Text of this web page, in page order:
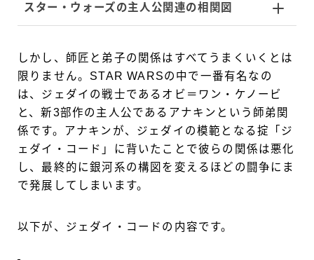
スター・ウォーズの主人公関連の相関図
しかし、師匠と弟子の関係はすべてうまくいくとは
限りません。STAR WARSの中で一番有名なの
は、ジェダイの戦士であるオビ＝ワン・ケノービ
と、新3部作の主人公であるアナキンという師弟関
係です。アナキンが、ジェダイの模範となる掟「ジ
ェダイ・コード」に背いたことで彼らの関係は悪化
し、最終的に銀河系の構図を変えるほどの闘争にま
で発展してしまいます。
以下が、ジェダイ・コードの内容です。